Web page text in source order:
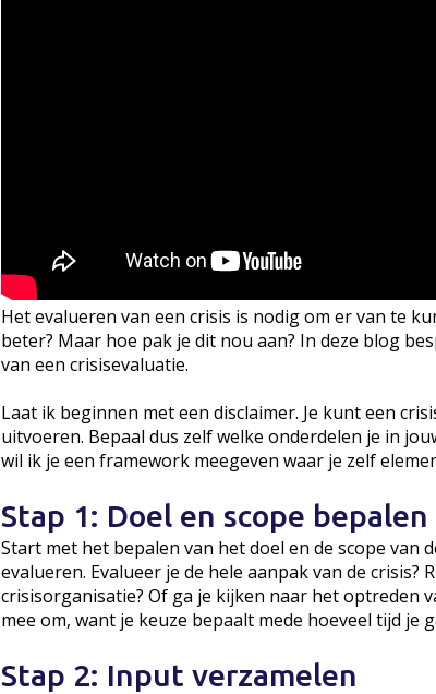
Het evalueren van een crisis is nodig om er van te
beter? Maar hoe pak je dit nou aan? In deze blog
van een crisisevaluatie.
Laat ik beginnen met een disclaimer. Je kunt een
uitvoeren. Bepaal dus zelf welke onderdelen je in
wil ik je een framework meegeven waar je zelf
Stap 1: Doel en scope bepalen
Start met het bepalen van het doel en de scope van
evalueren. Evalueer je de hele aanpak van de
crisisorganisatie? Of ga je kijken naar het optreden
mee om, want je keuze bepaalt mede hoeveel tijd je
Stap 2: Input verzamelen